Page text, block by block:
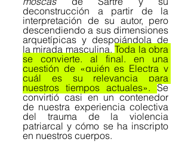
deconstrucción a partir de la
interpretación de su autor, pero
descendiendo a sus dimensiones
arquetípicas y despojándola de
la mirada masculina. Toda la obra
se convierte, al final, en una
cuestión de «quién es Electra y
cuál es su relevancia para
nuestros tiempos actuales». Se
convirtió casi en un contenedor
de nuestra experiencia colectiva
del trauma de la violencia
patriarcal y cómo se ha inscripto
en nuestros cuerpos.